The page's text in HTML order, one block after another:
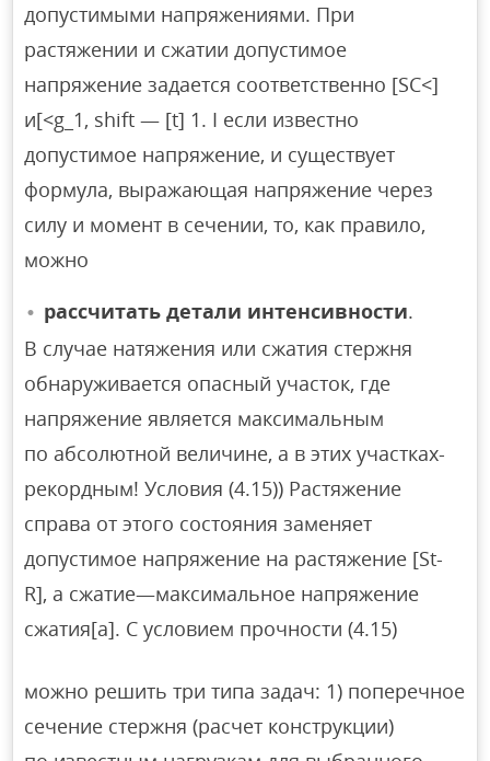
допустимыми напряжениями. При
растяжении и сжатии допустимое
напряжение задается соответственно [SC<]
и[<g_1, shift — [t] 1. I если известно
допустимое напряжение, и существует
формула, выражающая напряжение через
силу и момент в сечении, то, как правило,
можно
рассчитать детали интенсивности.
В случае натяжения или сжатия стержня
обнаруживается опасный участок, где
напряжение является максимальным
по абсолютной величине, а в этих участках-
рекордным! Условия (4.15)) Растяжение
справа от этого состояния заменяет
допустимое напряжение на растяжение [St-
R], а сжатие—максимальное напряжение
сжатия[a]. С условием прочности (4.15)
можно решить три типа задач: 1) поперечное
сечение стержня (расчет конструкции)